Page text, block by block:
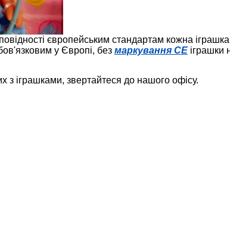
європейським стандартам кожна
у Європі, без маркування CE іграшки
з іграшками, звертайтеся до нашого офісу.